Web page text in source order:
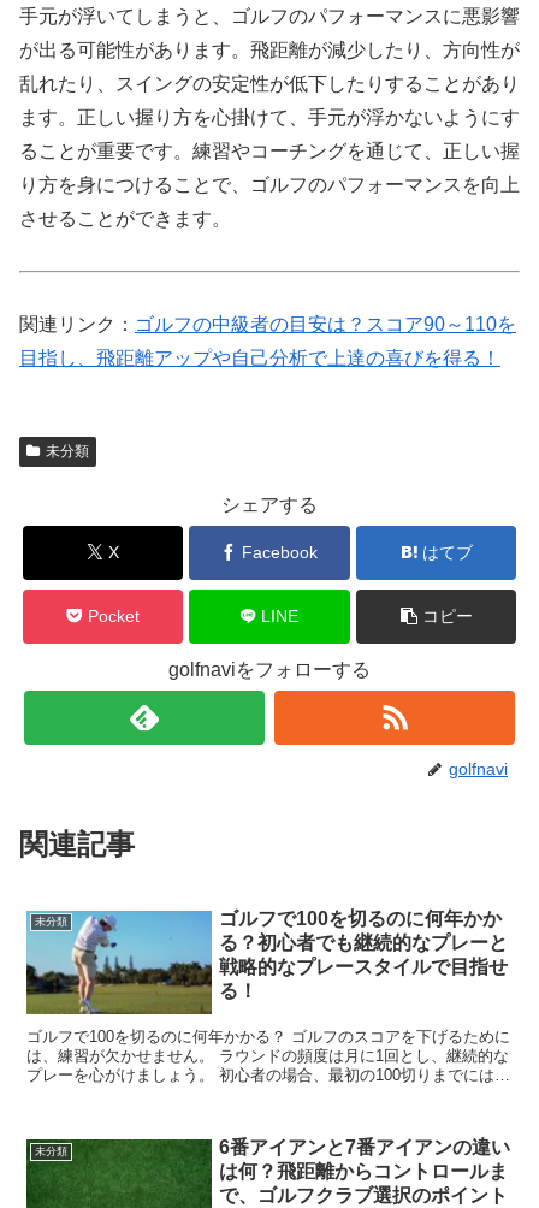
手元が浮いてしまうと、ゴルフのパフォーマンスに悪影響
が出る可能性があります。飛距離が減少したり、方向性が
乱れたり、スイングの安定性が低下したりすることがあり
ます。正しい握り方を心掛けて、手元が浮かないようにす
ることが重要です。練習やコーチングを通じて、正しい握
り方を身につけることで、ゴルフのパフォーマンスを向上
させることができます。
関連リンク： ゴルフの中級者の目安は？スコア90～110を
目指し、飛距離アップや自己分析で上達の喜びを得る！
未分類
シェアする
X Facebook はてブ
Pocket LINE コピー
golfnaviをフォローする
golfnavi
関連記事
未分類
ゴルフで100を切るのに何年かか
る？初心者でも継続的なプレーと
戦略的なプレースタイルで目指せ
る！
ゴルフで100を切るのに何年かかる？ ゴルフのスコアを下げるために
は、練習が欠かせません。 ラウンドの頻度は月に1回とし、継続的な
プレーを心がけましょう。 初心者の場合、最初の100切りまでには
未分類
6番アイアンと7番アイアンの違い
は何？飛距離からコントロールま
で、ゴルフクラブ選択のポイント